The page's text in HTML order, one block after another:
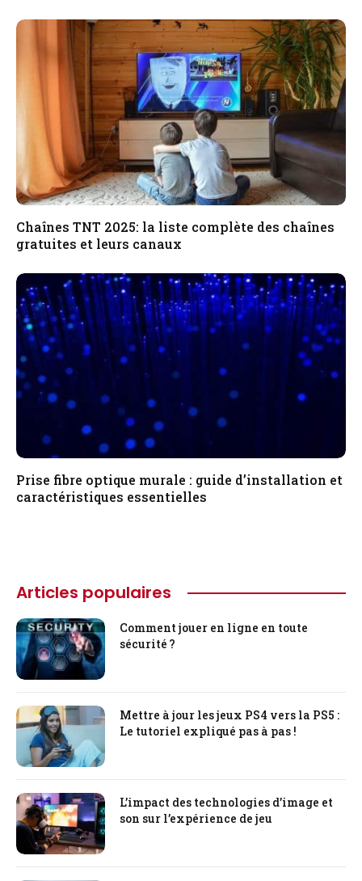
Chaînes TNT 2025: la liste complète des chaînes
gratuites et leurs canaux
Prise fibre optique murale : guide d’installation et
caractéristiques essentielles
Articles populaires
Comment jouer en ligne en toute
sécurité ?
Mettre à jour les jeux PS4 vers la PS5 :
Le tutoriel expliqué pas à pas !
L’impact des technologies d’image et
son sur l’expérience de jeu